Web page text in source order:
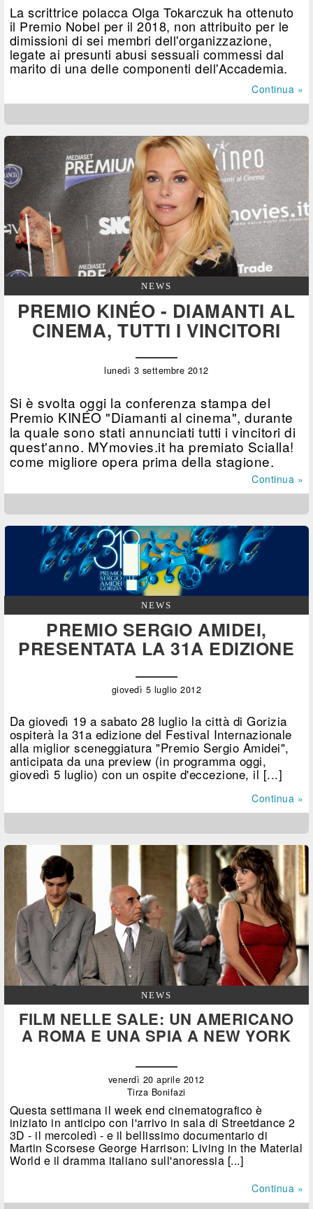
La scrittrice polacca Olga Tokarczuk ha ottenuto
il Premio Nobel per il 2018, non attribuito per le
dimissioni di sei membri dell'organizzazione,
legate ai presunti abusi sessuali commessi dal
marito di una delle componenti dell'Accademia.
Continua »
NEWS
PREMIO KINÉO - DIAMANTI AL
CINEMA, TUTTI I VINCITORI
lunedì 3 settembre 2012
Si è svolta oggi la conferenza stampa del
Premio KINÉO "Diamanti al cinema", durante
la quale sono stati annunciati tutti i vincitori di
quest'anno. MYmovies.it ha premiato Scialla!
come migliore opera prima della stagione.
Continua »
NEWS
PREMIO SERGIO AMIDEI,
PRESENTATA LA 31A EDIZIONE
giovedì 5 luglio 2012
Da giovedì 19 a sabato 28 luglio la città di Gorizia
ospiterà la 31a edizione del Festival Internazionale
alla miglior sceneggiatura "Premio Sergio Amidei",
anticipata da una preview (in programma oggi,
giovedì 5 luglio) con un ospite d'eccezione, il [...]
Continua »
NEWS
FILM NELLE SALE: UN AMERICANO
A ROMA E UNA SPIA A NEW YORK
venerdì 20 aprile 2012
Tirza Bonifazi
Questa settimana il week end cinematografico è
iniziato in anticipo con l'arrivo in sala di Streetdance 2
3D - il mercoledì - e il bellissimo documentario di
Martin Scorsese George Harrison: Living in the Material
World e il dramma italiano sull'anoressia [...]
Continua »